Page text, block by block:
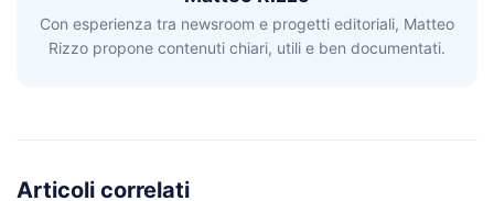
Con esperienza tra newsroom e progetti editoriali, Matteo
Rizzo propone contenuti chiari, utili e ben documentati.
Articoli correlati